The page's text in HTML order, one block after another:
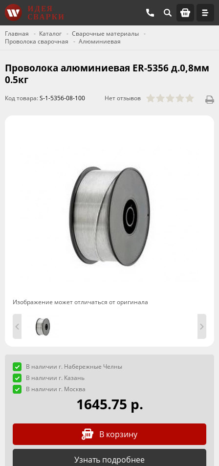
Главная Каталог
Сварочные материалы
Проволока сварочная
Алюминиевая
Проволока алюминиевая ER-5356 д.0,8мм
0.5кг
Код товара:S-1-5356-08-100 Нет отзывов
Изображение может отличаться от оригинала
В наличии г. Набережные Челны
В наличии г. Казань
В наличии г. Москва
1645.75 р.
В корзину
Узнать подробнее